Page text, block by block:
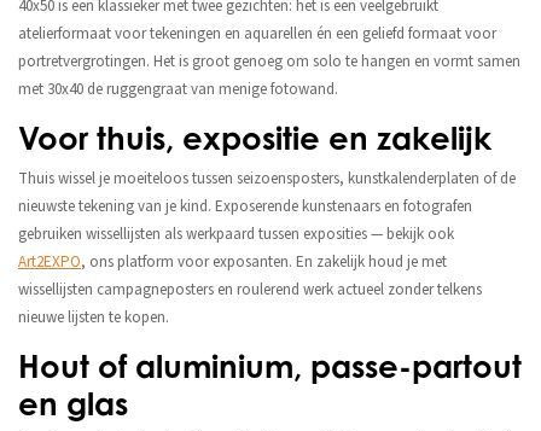
40x50 is een klassieker met twee gezichten: het is een veelgebruikt
atelierformaat voor tekeningen en aquarellen én een geliefd formaat voor
portretvergrotingen. Het is groot genoeg om solo te hangen en vormt samen
met 30x40 de ruggengraat van menige fotowand.
Voor thuis, expositie en zakelijk
Thuis wissel je moeiteloos tussen seizoensposters, kunstkalenderplaten of de
nieuwste tekening van je kind. Exposerende kunstenaars en fotografen
gebruiken wissellijsten als werkpaard tussen exposities — bekijk ook
Art2EXPO, ons platform voor exposanten. En zakelijk houd je met
wissellijsten campagneposters en roulerend werk actueel zonder telkens
nieuwe lijsten te kopen.
Hout of aluminium, passe-partout
en glas